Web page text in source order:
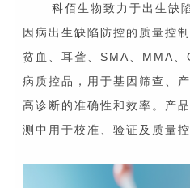
科佰生物致力于出生缺
因病出生缺陷防控的质量控
贫血、耳聋、SMA、MMA
病质控品，用于基因筛查、
高诊断的准确性和效率。产
测中用于校准、验证及质量